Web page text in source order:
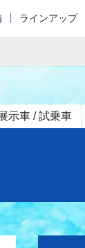
ラインアップ
示車 / 試乗車